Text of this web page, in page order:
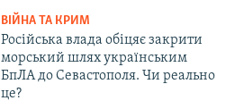
ВІЙНА ТА КРИМ
Російська влада обіцяє закрити
морський шлях українським
БпЛА до Севастополя. Чи реально
це?